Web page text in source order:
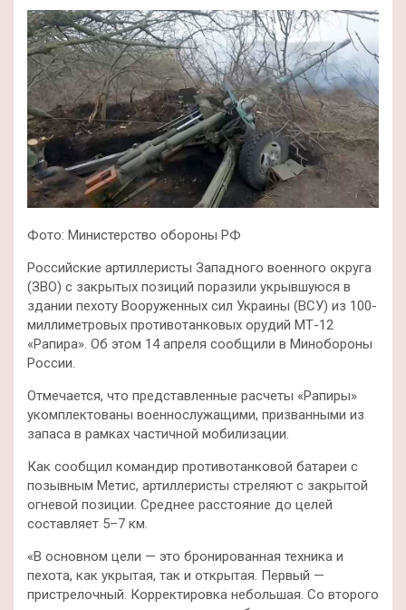
Фото: Министерство обороны РФ
Российские артиллеристы Западного военного округа
(ЗВО) с закрытых позиций поразили укрывшуюся в
здании пехоту Вооруженных сил Украины (ВСУ) из 100-
миллиметровых противотанковых орудий МТ-12
«Рапира». Об этом 14 апреля сообщили в Минобороны
России.
Отмечается, что представленные расчеты «Рапиры»
укомплектованы военнослужащими, призванными из
запаса в рамках частичной мобилизации.
Как сообщил командир противотанковой батареи с
позывным Метис, артиллеристы стреляют с закрытой
огневой позиции. Среднее расстояние до целей
составляет 5–7 км.
«В основном цели — это бронированная техника и
пехота, как укрытая, так и открытая. Первый —
пристрелочный. Корректировка небольшая. Со второго